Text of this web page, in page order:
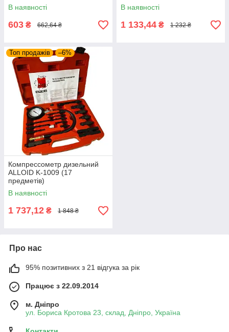
В наявності
603 ₴ 662,64 ₴
В наявності
1 133,44 ₴ 1 232 ₴
Топ продажів –6%
Компрессометр дизельний
ALLOID K-1009 (17
предметів)
В наявності
1 737,12 ₴ 1 848 ₴
Про нас
95% позитивних з 21 відгука за рік
Працює з 22.09.2014
м. Дніпро
ул. Бориса Кротова 23, склад, Дніпро, Україна